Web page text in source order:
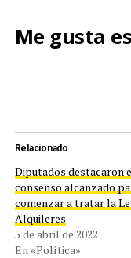
Me gusta
Relacionado
Diputados destacaron
consenso alcanzado
comenzar a tratar la
Alquileres
5 de abril de 2022
En «Política»